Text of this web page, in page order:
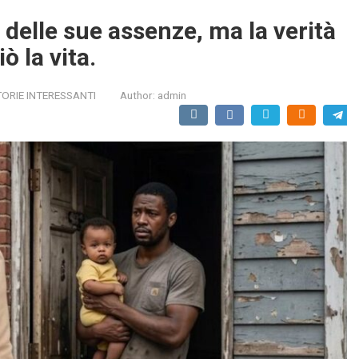
sue assenze, ma la verità
la vita.
INTERESSANTI Author: admin